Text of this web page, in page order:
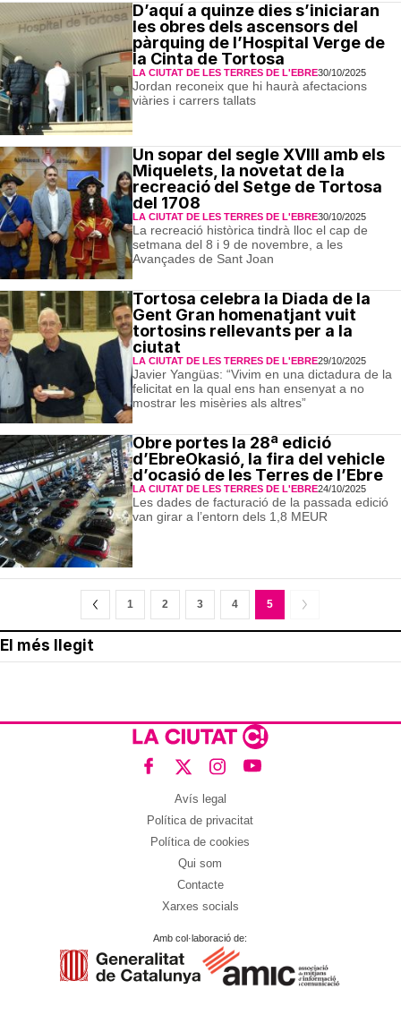
D’aquí a quinze dies s’iniciaran
les obres dels ascensors del
pàrquing de l’Hospital Verge de
la Cinta de Tortosa
LA CIUTAT DE LES TERRES DE L'EBRE30/10/2025
Jordan reconeix que hi haurà afectacions
viàries i carrers tallats
Un sopar del segle XVIII amb els
Miquelets, la novetat de la
recreació del Setge de Tortosa
del 1708
LA CIUTAT DE LES TERRES DE L'EBRE30/10/2025
La recreació històrica tindrà lloc el cap de
setmana del 8 i 9 de novembre, a les
Avançades de Sant Joan
Tortosa celebra la Diada de la
Gent Gran homenatjant vuit
tortosins rellevants per a la
ciutat
LA CIUTAT DE LES TERRES DE L'EBRE29/10/2025
Javier Yangüas: “Vivim en una dictadura de la
felicitat en la qual ens han ensenyat a no
mostrar les misèries als altres”
Obre portes la 28ª edició
d’EbreOkasió, la fira del vehicle
d’ocasió de les Terres de l’Ebre
LA CIUTAT DE LES TERRES DE L'EBRE24/10/2025
Les dades de facturació de la passada edició
van girar a l’entorn dels 1,8 MEUR
1 2 3 4 5
El més llegit
Avís legal
Política de privacitat
Política de cookies
Qui som
Contacte
Xarxes socials
Amb col·laboració de: